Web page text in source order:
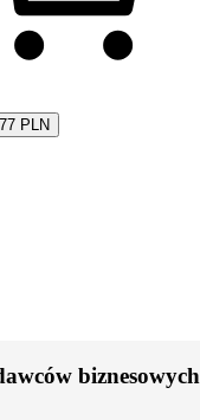
PLN
biznesowych